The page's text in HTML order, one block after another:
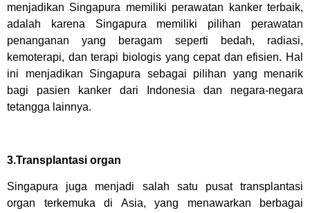
menjadikan Singapura memiliki perawatan kanker terbaik,
adalah karena Singapura memiliki pilihan perawatan
penanganan yang beragam seperti bedah, radiasi,
kemoterapi, dan terapi biologis yang cepat dan efisien. Hal
ini menjadikan Singapura sebagai pilihan yang menarik
bagi pasien kanker dari Indonesia dan negara-negara
tetangga lainnya.
3.Transplantasi organ
Singapura juga menjadi salah satu pusat transplantasi
organ terkemuka di Asia, yang menawarkan berbagai